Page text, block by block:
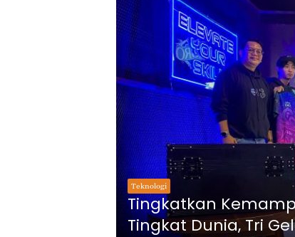
Teknologi
Tingkatkan
Tingkat Dunia, Tri